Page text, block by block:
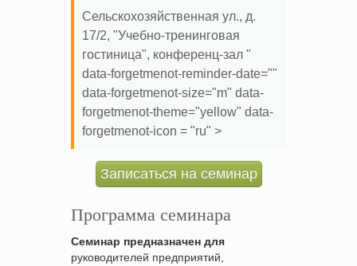
Сельскохозяйственная ул., д.
17/2, "Учебно-тренинговая
гостиница", конференц-зал "
data-forgetmenot-reminder-date=""
data-forgetmenot-size="m" data-
forgetmenot-theme="yellow" data-
forgetmenot-icon = "ru" >
Записаться на семинар
Программа семинара
Семинар предназначен для
руководителей предприятий,